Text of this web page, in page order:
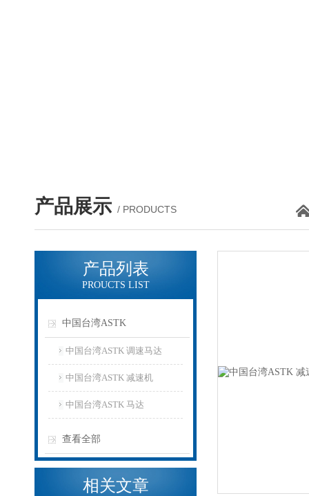
产品展示 / PRODUCTS
产品列表
PROUCTS LIST
中国台湾ASTK
中国台湾ASTK 调速马达
中国台湾ASTK 减速机
中国台湾ASTK 马达
查看全部
相关文章